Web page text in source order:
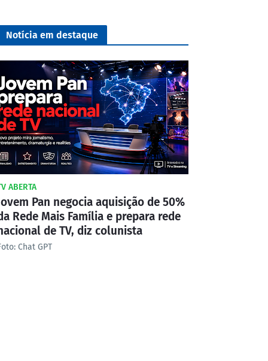
Notícia em destaque
ABERTA
Pan negocia aquisição de 50%
Rede Mais Família e prepara rede
de TV, diz colunista
Chat GPT